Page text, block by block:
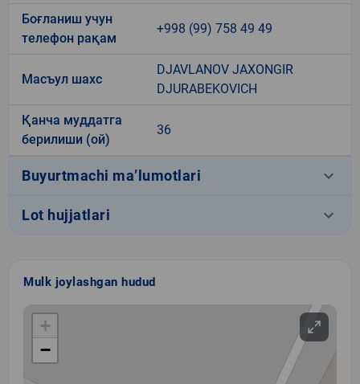
Боғланиш учун
телефон рақам
+998 (99) 758 49 49
Масъул шахс
DJAVLANOV JAXONGIR
DJURABEKOVICH
Қанча муддатга
берилиши (ой)
36
Buyurtmachi ma’lumotlari keyboard_arrow_down
Lot hujjatlari keyboard_arrow_down
Mulk joylashgan hudud
+
−